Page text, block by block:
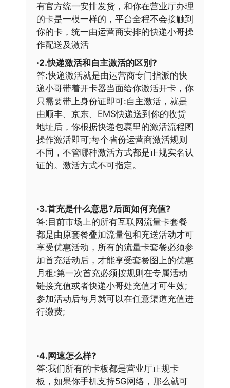
有官方统一安排发货，和你在营业厅办理
的卡是一模一样的，平台全程不会接触到
你的卡，统一由运营商安排的快递小哥操
作配送及激活
·2.快递激活和自主激活的区别?
答:快递激活就是由运营商专门指派的快
递小哥带着开卡器当面给你激活开卡，你
只需要带上身份证即可:自主激活，就是
由顺丰、京东、EMS快递送到你的收货
地址后，你根据快递包裹里的激活流程图
操作激活即可;每个省份运营商激活规则
不同，不管哪种激活方式都是正规实名认
证的。激活方式不可指定。
·3.首充是什么意思?后面如何充值?
答:目前市场上的所有互联网流量卡套餐
都是由原套餐叠加流量包和充送活动才可
享受优惠活动，所有的流量卡套餐必须参
加首充活动后，才能享受套餐图上的优惠
月租:第一次首充必须按规则在专属活动
链接充值或者快递小哥处充值才可生效;
参加活动后每月就可以在任意渠道充值进
行缴费;
·4.网速怎么样?
答:我们所有的卡板都是营业厅正规卡
板，如果你手机支持5G网络，那么就可